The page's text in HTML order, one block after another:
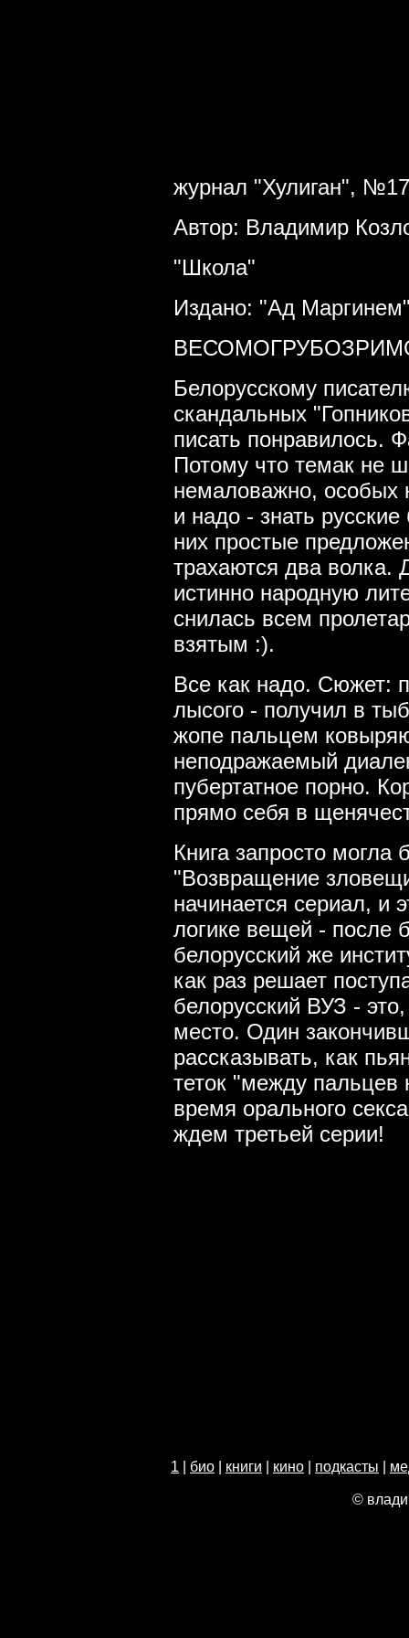
журнал "Хулиган",
Автор: Владимир
"Школа"
Издано: "Ад
Белорусскому
скандальных
писать понравилось.
Потому что темак не
немаловажно, особых
и надо - знать
них простые
трахаются два волка.
истинно народную
снилась всем
взятым :).
Все как надо. Сюжет:
лысого - получил в
жопе пальцем
неподражаемый
пубертатное порно.
прямо себя в
Книга запросто могла
"Возвращение
начинается сериал, и
логике вещей - после
белорусский же
как раз решает
белорусский ВУЗ -
место. Один
рассказывать, как
теток "между пальцев
время орального
ждем третьей серии!
1 био книги кино подкасты
©